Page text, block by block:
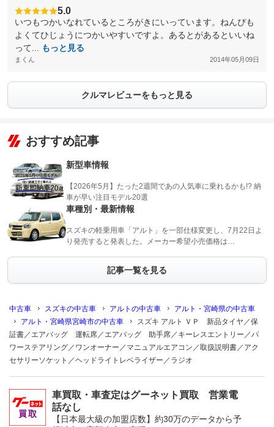
5.0
いつもつかいなれているところがきにいっています。ねんぴも
よくてひじょうにつかいやすいですよ。あるとがあるといいね
って...
もっと見る
まくん 2014年05月09日
クルマレビューをもっと見る
おすすめ記事
新型車情報
【2026年5月】たった2週間であの人気車に乗れるかも!? 納
車が早い注目モデル20選
車種別・最新情報
スズキの軽乗用車「アルト」を一部仕様変更し、7月22日よ
り発売すると発表した。メーカー希望小売価格は…
記事一覧を見る
中古車 スズキの中古車 アルトの中古車
アルト・宮崎県の中古車
アルト・宮崎県宮崎市の中古車
スズキ アルト ＶＰ 新品タイヤ／保
証書／エアバッグ 運転席／エアバッグ 助手席／キーレスエントリー／パ
ワーステアリング／ワンオーナー／マニュアルエアコン／取扱説明書／アク
セサリーソケット／ヘッドライトレベライザー／ラジオ
車買取・車査定はグーネット買取 営業電
話なし
【日本最大級の加盟店数】約30万のデータから予